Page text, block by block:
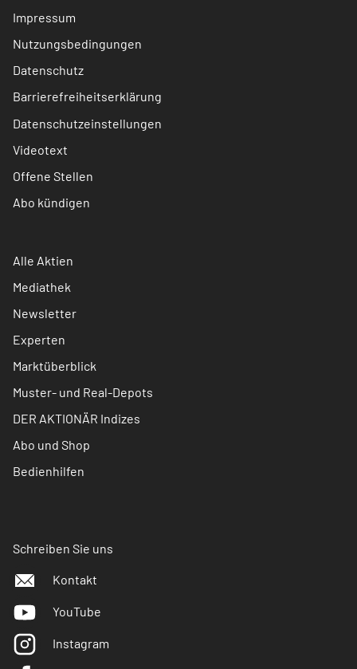
Impressum
Nutzungsbedingungen
Datenschutz
Barrierefreiheitserklärung
Datenschutzeinstellungen
Videotext
Offene Stellen
Abo kündigen
Alle Aktien
Mediathek
Newsletter
Experten
Marktüberblick
Muster- und Real-Depots
DER AKTIONÄR Indizes
Abo und Shop
Bedienhilfen
Schreiben Sie uns
Kontakt
YouTube
Instagram